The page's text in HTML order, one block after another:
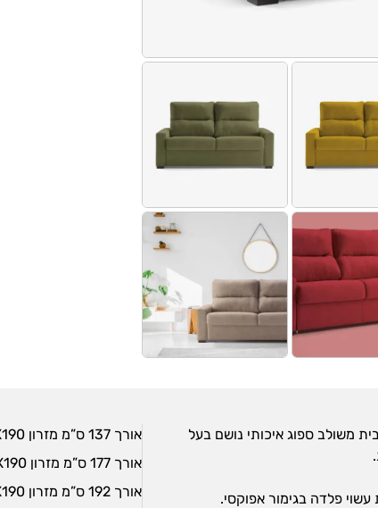
משולב ספוג איכותי נושם בעל
פלדה בגימור אפוקסי.
אורך 137 ס”מ מזרון 80X190אורך 157 ס”מ מזרון 105X190
אורך 177 ס”מ מזרון 120X190
אורך 192 ס”מ מזרון 140X190